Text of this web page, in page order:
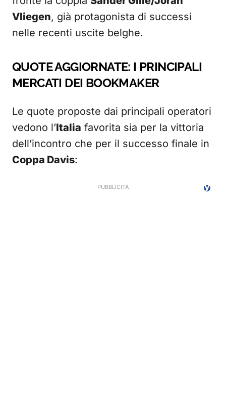
Vliegen, già protagonista di successi
nelle recenti uscite belghe.
QUOTE AGGIORNATE: I PRINCIPALI
MERCATI DEI BOOKMAKER
Le quote proposte dai principali operatori
vedono l’Italia favorita sia per la vittoria
dell’incontro che per il successo finale in
Coppa Davis: